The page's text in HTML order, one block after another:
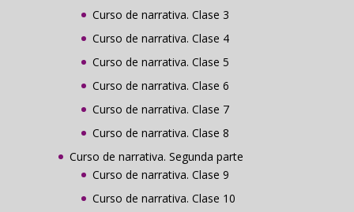
Curso de narrativa. Clase 3
Curso de narrativa. Clase 4
Curso de narrativa. Clase 5
Curso de narrativa. Clase 6
Curso de narrativa. Clase 7
Curso de narrativa. Clase 8
Curso de narrativa. Segunda parte
Curso de narrativa. Clase 9
Curso de narrativa. Clase 10